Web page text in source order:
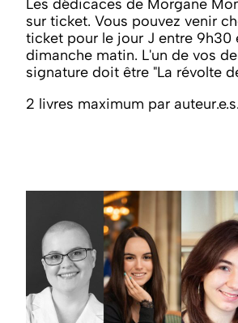
Les dédicaces de Morgane
sur ticket. Vous pouvez venir
ticket pour le jour J entre 9h30
dimanche matin. L'un de vos
signature doit être "La révolte
2 livres maximum par auteur.e.s.